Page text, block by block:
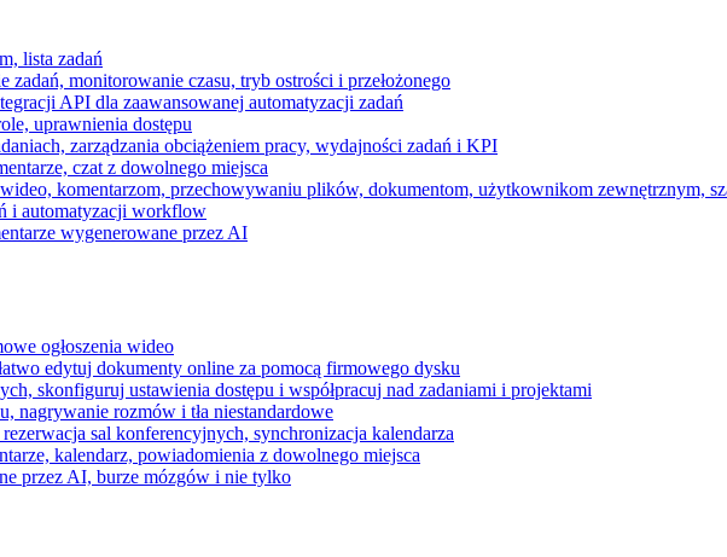
lista zadań
monitorowanie czasu, tryb ostrości i przełożonego
API dla zaawansowanej automatyzacji zadań
uprawnienia dostępu
zarządzania obciążeniem pracy, wydajności zadań i KPI
czat z dowolnego miejsca
komentarzom, przechowywaniu plików, dokumentom, użytkownikom zewnętrznym,
i automatyzacji workflow
wygenerowane przez AI
ogłoszenia wideo
edytuj dokumenty online za pomocą firmowego dysku
skonfiguruj ustawienia dostępu i współpracuj nad zadaniami i projektami
nagrywanie rozmów i tła niestandardowe
sal konferencyjnych, synchronizacja kalendarza
kalendarz, powiadomienia z dowolnego miejsca
przez AI, burze mózgów i nie tylko